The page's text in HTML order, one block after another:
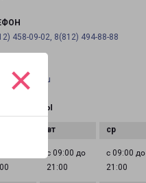
×
458-09-02, 8(812) 494-88-88
РАБОТЫ
с 09:00 до
21:00
с 09:00 до
21:00